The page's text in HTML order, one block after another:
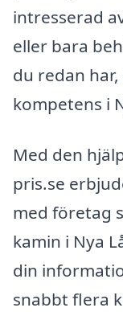
intresserad
eller bara
du redan
kompetens i
Med den
pris.se
med företag
kamin i Nya
din
snabbt flera